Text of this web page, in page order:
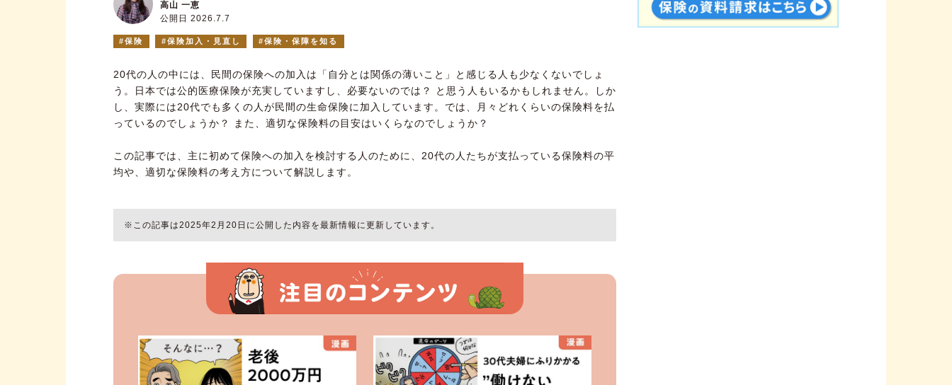
公開日 2026.7.7
高山 一恵
保険 保険加入・見直し 保険・保障を知る
20代の人の中には、民間の保険への加入は「自分とは関係の薄いこと」と感じる人も少なくないでしょ
う。日本では公的医療保険が充実していますし、必要ないのでは？ と思う人もいるかもしれません。しか
し、実際には20代でも多くの人が民間の生命保険に加入しています。では、月々どれくらいの保険料を払
っているのでしょうか？ また、適切な保険料の目安はいくらなのでしょうか？
この記事では、主に初めて保険への加入を検討する人のために、20代の人たちが支払っている保険料の平
均や、適切な保険料の考え方について解説します。
※この記事は2025年2月20日に公開した内容を最新情報に更新しています。